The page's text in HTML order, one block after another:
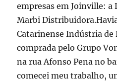
empresas em Joinville:
Marbi
Catarinense Indústria de
comprada pelo Grupo
na rua Afonso Pena no
comecei meu trabalho,